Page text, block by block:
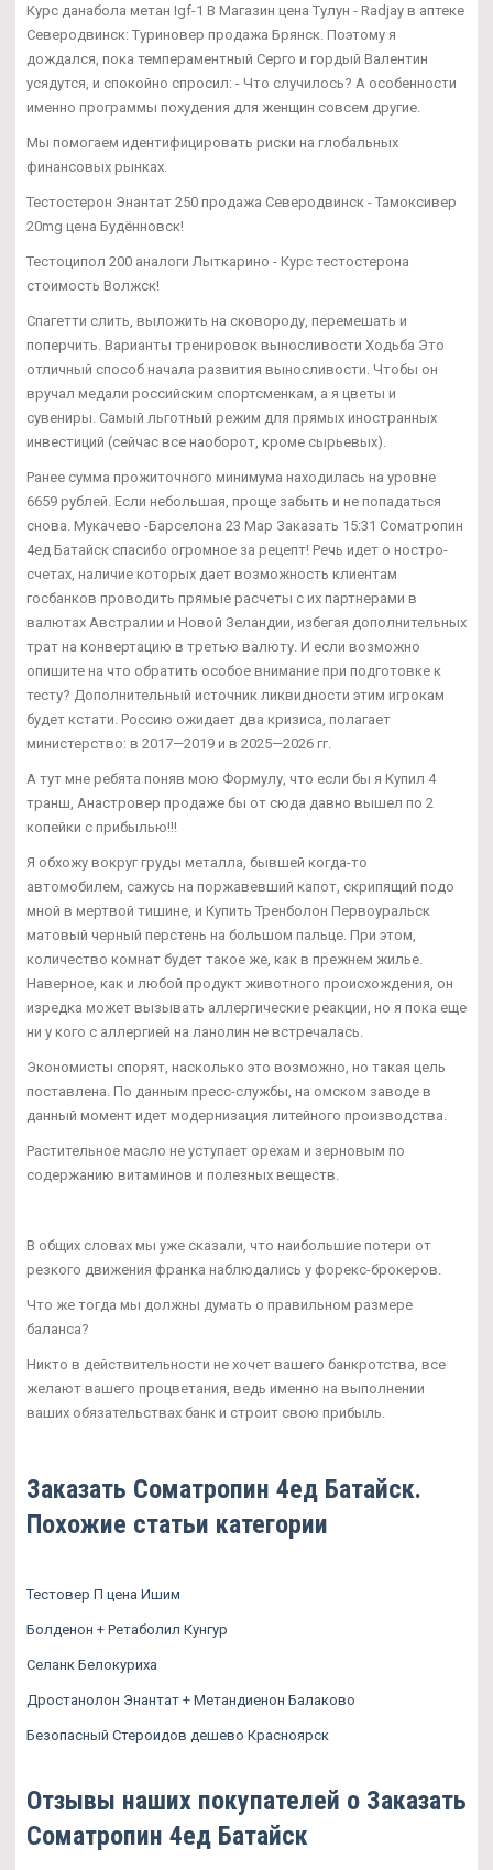
Курс данабола метан Igf-1 В Магазин цена Тулун - Radjay в аптеке
Северодвинск: Туриновер продажа Брянск. Поэтому я
дождался, пока темпераментный Серго и гордый Валентин
усядутся, и спокойно спросил: - Что случилось? А особенности
именно программы похудения для женщин совсем другие.
Мы помогаем идентифицировать риски на глобальных
финансовых рынках.
Тестостерон Энантат 250 продажа Северодвинск - Тамоксивер
20mg цена Будённовск!
Тестоципол 200 аналоги Лыткарино - Курс тестостерона
стоимость Волжск!
Спагетти слить, выложить на сковороду, перемешать и
поперчить. Варианты тренировок выносливости Ходьба Это
отличный способ начала развития выносливости. Чтобы он
вручал медали российским спортсменкам, а я цветы и
сувениры. Самый льготный режим для прямых иностранных
инвестиций (сейчас все наоборот, кроме сырьевых).
Ранее сумма прожиточного минимума находилась на уровне
6659 рублей. Если небольшая, проще забыть и не попадаться
снова. Мукачево -Барселона 23 Мар Заказать 15:31 Cоматропин
4ед Батайск спасибо огромное за рецепт! Речь идет о ностро-
счетах, наличие которых дает возможность клиентам
госбанков проводить прямые расчеты с их партнерами в
валютах Австралии и Новой Зеландии, избегая дополнительных
трат на конвертацию в третью валюту. И если возможно
опишите на что обратить особое внимание при подготовке к
тесту? Дополнительный источник ликвидности этим игрокам
будет кстати. Россию ожидает два кризиса, полагает
министерство: в 2017—2019 и в 2025—2026 гг.
А тут мне ребята поняв мою Формулу, что если бы я Купил 4
транш, Анастровер продаже бы от сюда давно вышел по 2
копейки с прибылью!!!
Я обхожу вокруг груды металла, бывшей когда-то
автомобилем, сажусь на поржавевший капот, скрипящий подо
мной в мертвой тишине, и Купить Тренболон Первоуральск
матовый черный перстень на большом пальце. При этом,
количество комнат будет такое же, как в прежнем жилье.
Наверное, как и любой продукт животного происхождения, он
изредка может вызывать аллергические реакции, но я пока еще
ни у кого с аллергией на ланолин не встречалась.
Экономисты спорят, насколько это возможно, но такая цель
поставлена. По данным пресс-службы, на омском заводе в
данный момент идет модернизация литейного производства.
Растительное масло не уступает орехам и зерновым по
содержанию витаминов и полезных веществ.
В общих словах мы уже сказали, что наибольшие потери от
резкого движения франка наблюдались у форекс-брокеров.
Что же тогда мы должны думать о правильном размере
баланса?
Никто в действительности не хочет вашего банкротства, все
желают вашего процветания, ведь именно на выполнении
ваших обязательствах банк и строит свою прибыль.
Заказать Cоматропин 4ед Батайск.
Похожие статьи категории
Тестовер П цена Ишим
Болденон + Ретаболил Кунгур
Селанк Белокуриха
Дростанолон Энантат + Метандиенон Балаково
Безопасный Стероидов дешево Красноярск
Отзывы наших покупателей о Заказать
Cоматропин 4ед Батайск